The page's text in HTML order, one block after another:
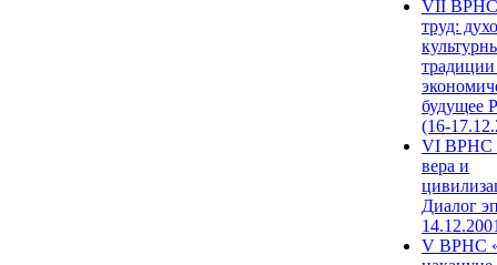
VII ВРНС
труд:
будущее
(16-
VI ВРНС
вера и
Диалог
V ВРНС